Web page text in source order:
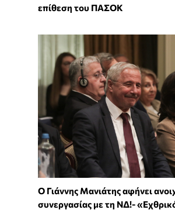
επίθεση του ΠΑΣΟΚ
Ο Γιάννης Μανιάτης αφήνει
συνεργασίας με τη ΝΔ!-